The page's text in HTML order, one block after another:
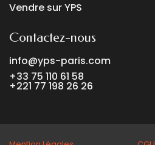
Vendre sur YPS
Contactez-nous
info@yps-paris.com
+33 75 110 61 58
+221 77 198 26 26